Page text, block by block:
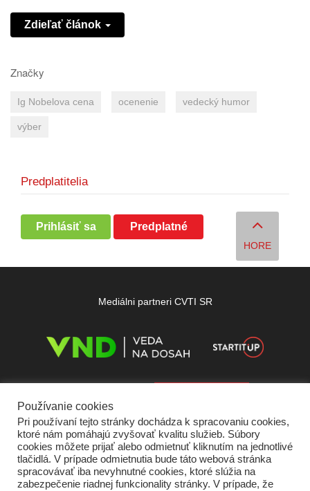
Zdieľať článok
Značky
Ig Nobelova cena ocenenie vedecký humor
výber
Predplatitelia
Prihlásiť sa Predplatné
HORE
Mediálni partneri CVTI SR
Používanie cookies
Pri používaní tejto stránky dochádza k spracovaniu cookies,
ktoré nám pomáhajú zvyšovať kvalitu služieb. Súbory
cookies môžete prijať alebo odmietnuť kliknutím na jednotlivé
tlačidlá. V prípade odmietnutia bude táto webová stránka
spracovávať iba nevyhnutné cookies, ktoré slúžia na
zabezpečenie riadnej funkcionality stránky. V prípade, že